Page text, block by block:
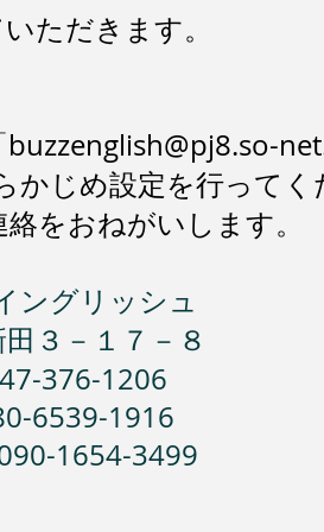
ただきます。
buzzenglish@pj8.so-
じめ設定を行ってく
をおねがいします。
ングリッシュ
３－１７－８
376-1206
6539-1916
1654-3499